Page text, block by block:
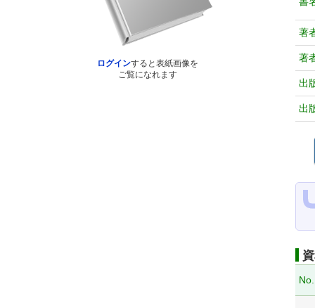
ログインすると表紙画像を
ご覧になれます
著
著
出
出
No.